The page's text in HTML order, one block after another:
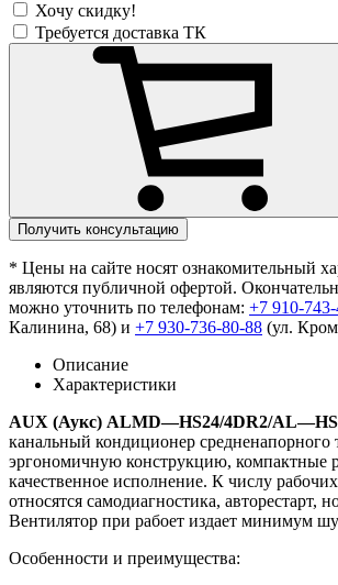
Хочу скидку!
Требуется доставка ТК
Получить консультацию
* Цены на сайте носят ознакомительный
являются публичной офертой.
можно уточнить по телефонам: +7 910-
Калинина, 68) и +7 930-736-80-88 (ул.
Описание
Характеристики
AUX (Аукс) ALMD—HS24/4DR2/AL—
канальный кондиционер
эргономичную конструкцию, компактные
качественное исполнение. К числу
относятся самодиагностика, авторестарт,
Вентилятор при рабоет издает минимум
Особенности и преимущества: